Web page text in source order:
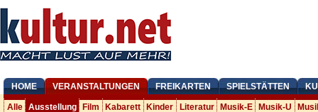
HOME VERANSTALTUNGEN FREIKARTEN SPIELSTÄTTEN
Alle Ausstellung Film Kabarett Kinder Literatur Musik-E Musik-U